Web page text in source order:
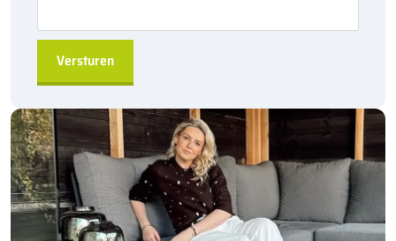
Eenvoudig te installeren
Direct leverbaar
Geschikt voor diverse toepassingen
A-kwaliteit producten, geleverd door Kijlstra B.V.
Bestel deKijlstra trottoirband 13/15×20 bocht r=7,5via
sierbestratingsmarkt.com en creëer een stevige en
duurzame afscheiding voor uw bestratingsprojecten.